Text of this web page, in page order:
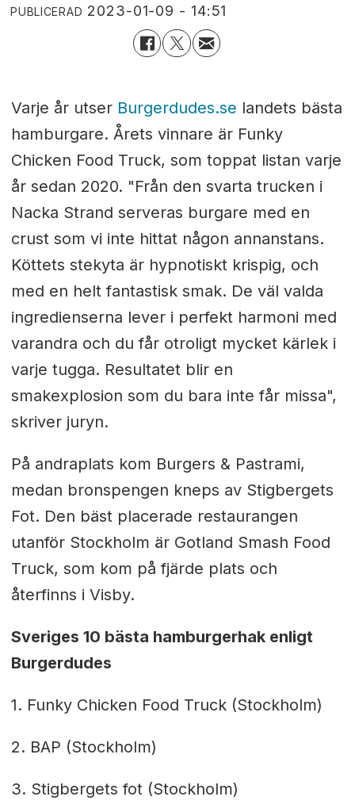
PUBLICERAD 2023-01-09 - 14:51
Varje år utser Burgerdudes.se landets bästa
hamburgare. Årets vinnare är Funky
Chicken Food Truck, som toppat listan varje
år sedan 2020. "Från den svarta trucken i
Nacka Strand serveras burgare med en
crust som vi inte hittat någon annanstans.
Köttets stekyta är hypnotiskt krispig, och
med en helt fantastisk smak. De väl valda
ingredienserna lever i perfekt harmoni med
varandra och du får otroligt mycket kärlek i
varje tugga. Resultatet blir en
smakexplosion som du bara inte får missa",
skriver juryn.
På andraplats kom Burgers & Pastrami,
medan bronspengen kneps av Stigbergets
Fot. Den bäst placerade restaurangen
utanför Stockholm är Gotland Smash Food
Truck, som kom på fjärde plats och
återfinns i Visby.
Sveriges 10 bästa hamburgerhak enligt
Burgerdudes
1. Funky Chicken Food Truck (Stockholm)
2. BAP (Stockholm)
3. Stigbergets fot (Stockholm)